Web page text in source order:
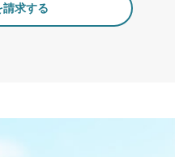
求する